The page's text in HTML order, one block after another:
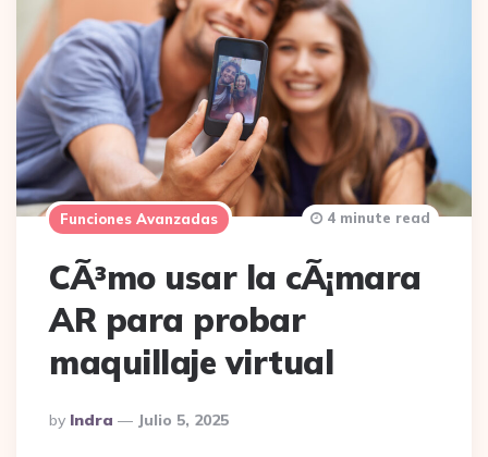
Funciones Avanzadas
CÃ³mo usar la cÃ¡mara
AR para probar
maquillaje virtual
Posted
By
By Indra Julio 5, 2025
4 minute read